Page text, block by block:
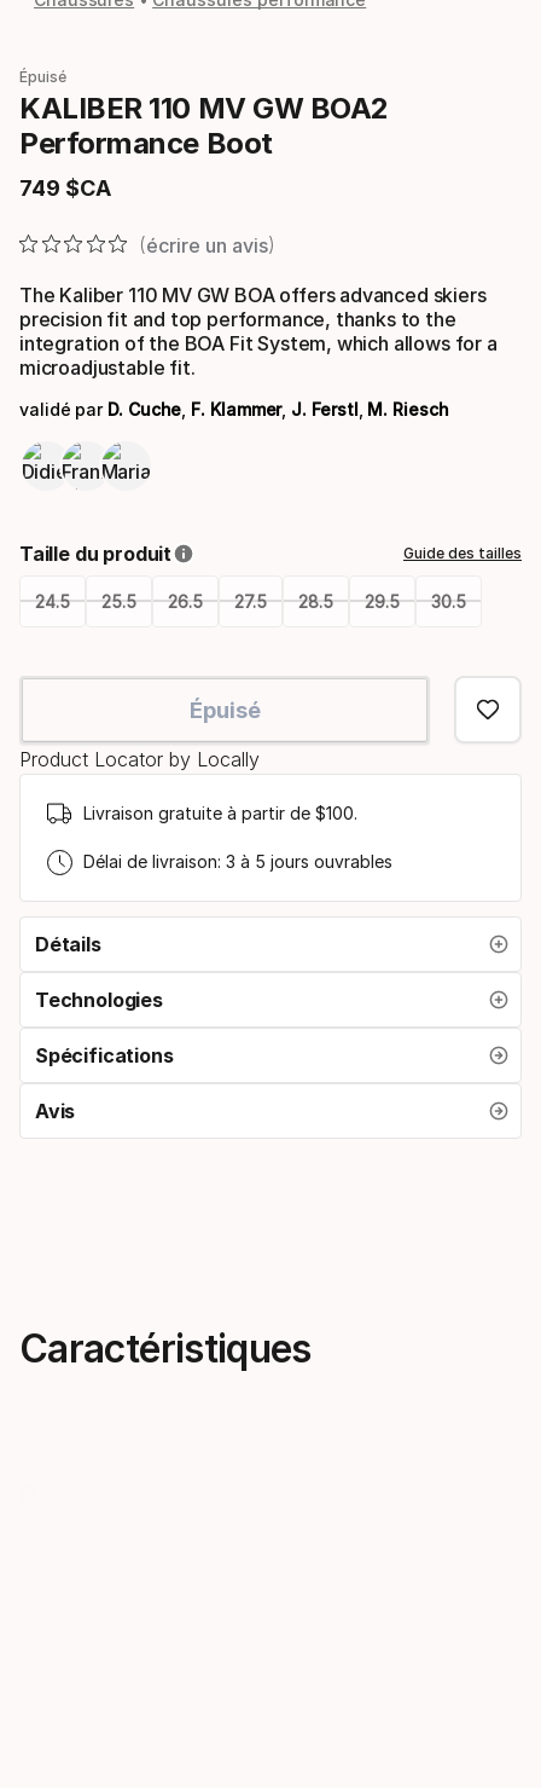
Épuisé
KALIBER 110 MV GW BOA2
Performance Boot
749 $CA
Prix final
écrire un avis
The Kaliber 110 MV GW BOA offers advanced skiers
precision fit and top performance, thanks to the
integration of the BOA Fit System, which allows for a
microadjustable fit.
validé par D. Cuche F. Klammer, J. Ferstl M. Riesch
Taille du produit Guide des tailles
24.5 25.5 26.5 27.5 28.5 29.5 30.5
select
taille
du
produit
Épuisé
Product Locator by Locally
Livraison gratuite à partir de $100.
Délai de livraison: 3 à 5 jours ouvrables
Détails
Technologies
Spécifications
Avis
Caractéristiques